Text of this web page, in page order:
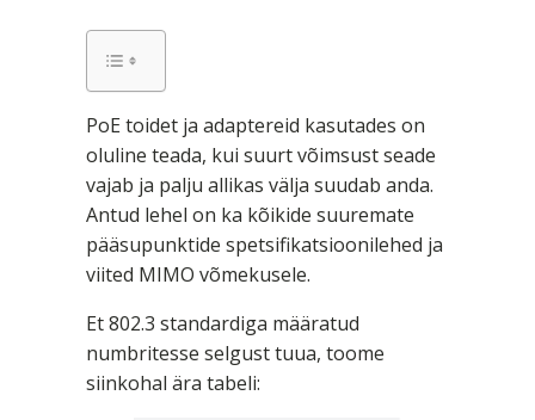
PoE toidet ja adaptereid kasutades on
oluline teada, kui suurt võimsust seade
vajab ja palju allikas välja suudab anda.
Antud lehel on ka kõikide suuremate
pääsupunktide spetsifikatsioonilehed ja
viited MIMO võmekusele.
Et 802.3 standardiga määratud
numbritesse selgust tuua, toome
siinkohal ära tabeli: